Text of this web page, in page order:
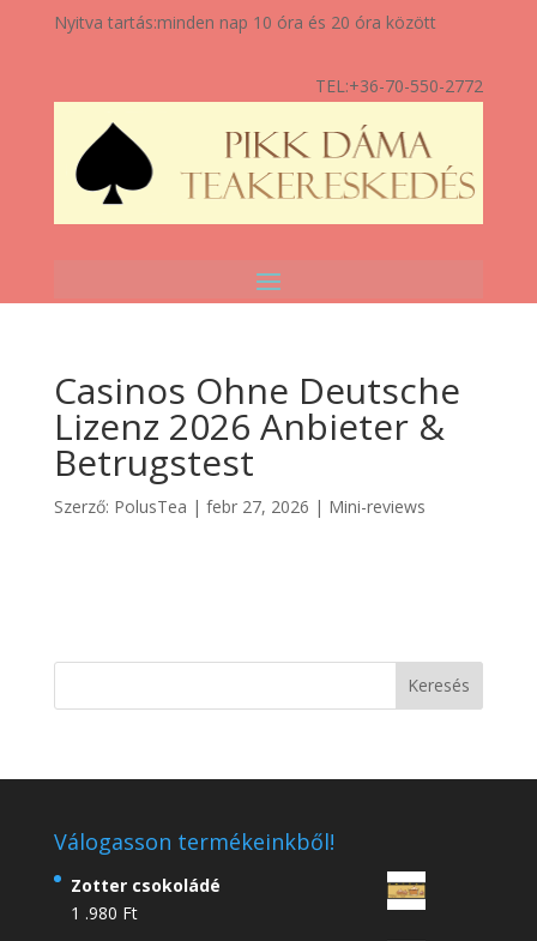
Nyitva tartás:minden nap 10 óra és 20 óra között
TEL:+36-70-550-2772
Casinos Ohne Deutsche
Lizenz 2026 Anbieter &
Betrugstest
Szerző: PolusTea | febr 27, 2026 | Mini-reviews
Válogasson termékeinkből!
Zotter csokoládé
1 .980 Ft